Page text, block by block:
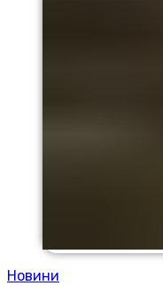
Новини